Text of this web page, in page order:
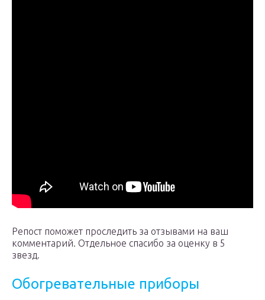
Репост поможет проследить за отзывами на ваш
комментарий. Отдельное спасибо за оценку в 5
звезд.
Обогревательные приборы